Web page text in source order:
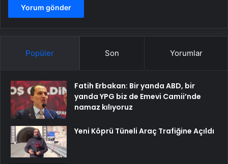
Popüler Son Yorumlar
Fatih Erbakan: Bir yanda ABD, bir
yanda YPG biz de Emevi Camii’nde
namaz kılıyoruz
Yeni Köprü Tüneli Araç Trafiğine Açıldı